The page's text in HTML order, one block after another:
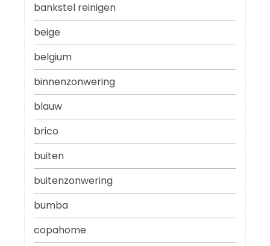
bankstel reinigen
beige
belgium
binnenzonwering
blauw
brico
buiten
buitenzonwering
bumba
copahome